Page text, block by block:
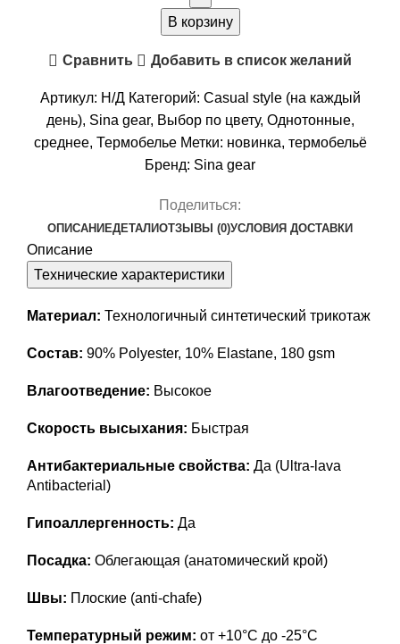
Active
Olive
night
В корзину
Сравнить Добавить в список желаний
Артикул: Н/Д Категорий: Casual style (на каждый
день), Sina gear, Выбор по цвету, Однотонные,
среднее, Термобелье Метки: новинка, термобельё
Бренд: Sina gear
Поделиться:
ОПИСАНИЕДЕТАЛИОТЗЫВЫ (0)УСЛОВИЯ ДОСТАВКИ
Описание
Технические характеристики
Материал: Технологичный синтетический трикотаж
Состав: 90% Polyester, 10% Elastane, 180 gsm
Влагоотведение: Высокое
Скорость высыхания: Быстрая
Антибактериальные свойства: Да (Ultra-lava
Antibacterial)
Гипоаллергенность: Да
Посадка: Облегающая (анатомический крой)
Швы: Плоские (anti-chafe)
Температурный режим: от +10°С до -25°С